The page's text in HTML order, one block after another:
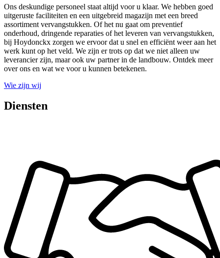
Ons deskundige personeel staat altijd voor u klaar. We hebben goed
uitgeruste faciliteiten en een uitgebreid magazijn met een breed
assortiment vervangstukken. Of het nu gaat om preventief
onderhoud, dringende reparaties of het leveren van vervangstukken,
bij Hoydonckx zorgen we ervoor dat u snel en efficiënt weer aan het
werk kunt op het veld. We zijn er trots op dat we niet alleen uw
leverancier zijn, maar ook uw partner in de landbouw. Ontdek meer
over ons en wat we voor u kunnen betekenen.
Wie zijn wij
Diensten